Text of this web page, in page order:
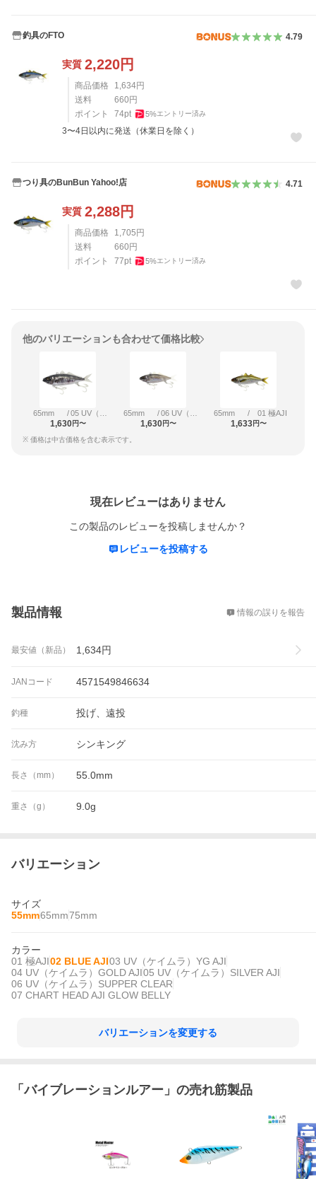
釣具のFTO 4.79
実質 2,220円
商品価格 1,634円
送料
660 円
ポイント
74pt 5%エントリー済み
3〜4日以内に発送（休業日を除く）
つり具のBunBun Yahoo!店 4.71
実質 2,288円
商品価格 1,705 円
送料
660 円
ポイント
77pt 5%エントリー済み
他のバリエーションも合わせて価格比較
65mm /
1,630円〜
65mm /
1,630円〜
65mm / 01 極AJI
1,633円〜
※ 価格は中古価格を含む表示です。
現在レビューはありません
この製品のレビューを投稿しませんか？
レビューを投稿する
製品情報 情報の誤りを報告
最安値（新品） 1,634円
JANコード 4571549846634
釣種 投げ、遠投
沈み方 シンキング
長さ（mm） 55.0mm
重さ（g） 9.0g
バリエーション
サイズ
55mm65mm75mm
カラー
01 極AJI02 BLUE AJI03 UV（ケイムラ）YG AJI
04 UV（ケイムラ）GOLD AJI05 UV（ケイムラ）SILVER AJI
06 UV（ケイムラ）SUPPER CLEAR
07 CHART HEAD AJI GLOW BELLY
バリエーションを変更する
「バイブレーションルアー 」の売れ筋製品